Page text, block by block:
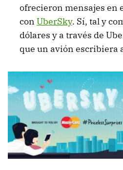
ofrecieron mensajes en
con UberSky. Sí, tal y
dólares y a través de
que un avión escribiera